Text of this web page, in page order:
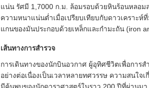
แน่น รัศมี 1,7000 ก.ม. ล้อมรอบด้วยหินร้อนหลอม
ความหนาแน่นต่ำเมื่อเปรียบเทียบกับดาวเคราะ
แกนของมันประกอบด้วยเหล็กและกำมะถัน (iron
เส้นทางการสำรวจ
การเดินทางของนักบินอวกาศ ผู้อุทิศชีวิตเพื่อการส
อย่างต่อเนื่องเป็นเวลาหลายทศวรรษ ความสนใจ